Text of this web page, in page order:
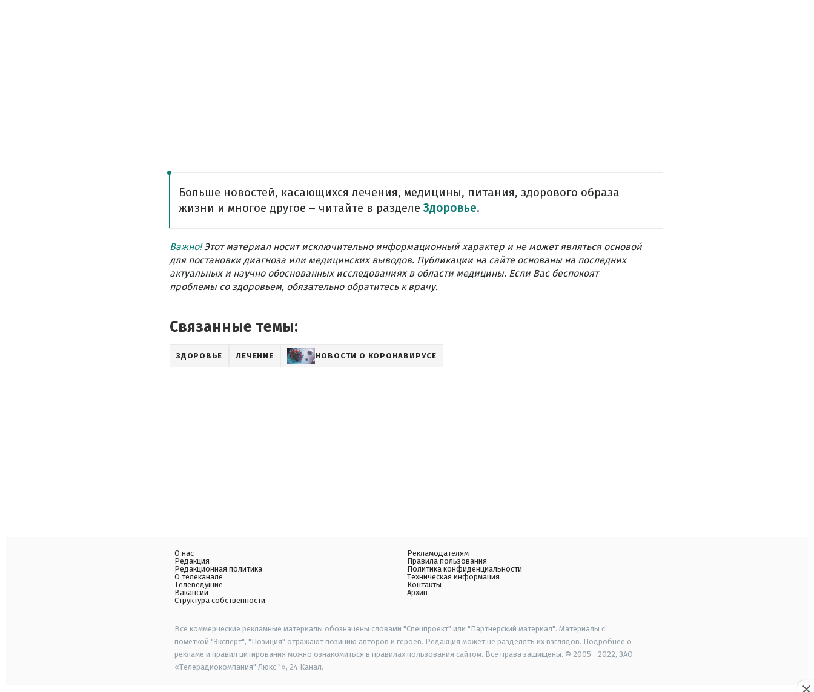
Больше новостей, касающихся лечения, медицины, питания, здорового образа
жизни и многое другое – читайте в разделе Здоровье.
Важно!Этот материал носит исключительно информационный характер и не может являться основой
для постановки диагноза или медицинских выводов. Публикации на сайте основаны на последних
актуальных и научно обоснованных исследованиях в области медицины. Если Вас беспокоят
проблемы со здоровьем, обязательно обратитесь к врачу.
Связанные темы:
ЗДОРОВЬЕ ЛЕЧЕНИЕ НОВОСТИ О КОРОНАВИРУСЕ
О нас
Редакция
Редакционная политика
О телеканале
Телеведущие
Вакансии
Структура собственности
Рекламодателям
Правила пользования
Политика конфиденциальности
Техническая информация
Контакты
Архив
Все коммерческие рекламные материалы обозначены словами "Спецпроект" или "Партнерский материал". Материалы с
пометкой "Эксперт", "Позиция" отражают позицию авторов и героев. Редакция может не разделять их взглядов. Подробнее о
рекламе и правил цитирования можно ознакомиться в правилах пользования сайтом. Все права защищены. © 2005—2022, ЗАО
«Телерадиокомпания" Люкс "», 24 Канал.